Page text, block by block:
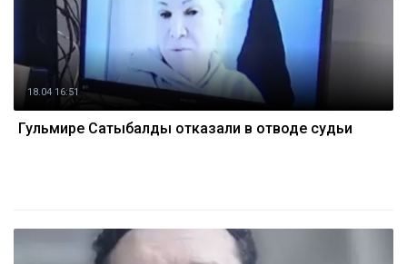
18.04 16:51
Гульмире Сатыбалды отказали в отводе судьи